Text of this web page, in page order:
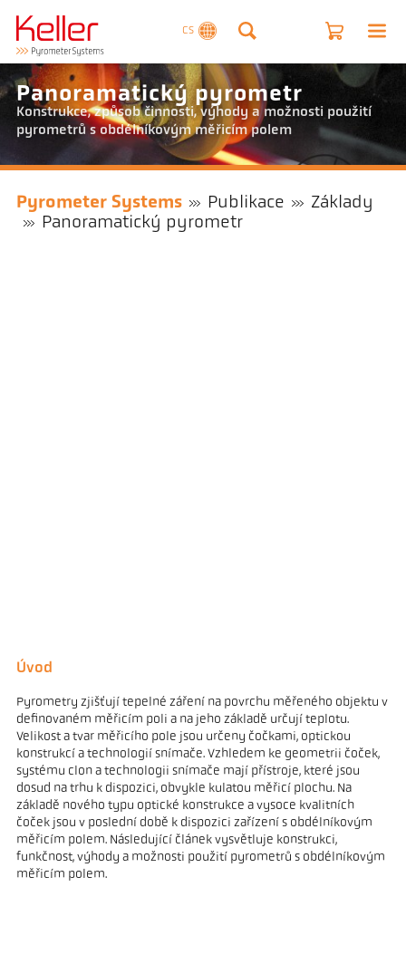
CS
Panoramatický pyrometr
Konstrukce, způsob činnosti, výhody a možnosti použití
pyrometrů s obdélníkovým měřicím polem
Pyrometer Systems Publikace
Základy
Panoramatický pyrometr
Úvod
Pyrometry zjišťují tepelné záření na povrchu měřeného objektu v
definovaném měřicím poli a na jeho základě určují teplotu.
Velikost a tvar měřicího pole jsou určeny čočkami, optickou
konstrukcí a technologií snímače. Vzhledem ke geometrii čoček,
systému clon a technologii snímače mají přístroje, které jsou
dosud na trhu k dispozici, obvykle kulatou měřicí plochu. Na
základě nového typu optické konstrukce a vysoce kvalitních
čoček jsou v poslední době k dispozici zařízení s obdélníkovým
měřicím polem. Následující článek vysvětluje konstrukci,
funkčnost, výhody a možnosti použití pyrometrů s obdélníkovým
měřicím polem.